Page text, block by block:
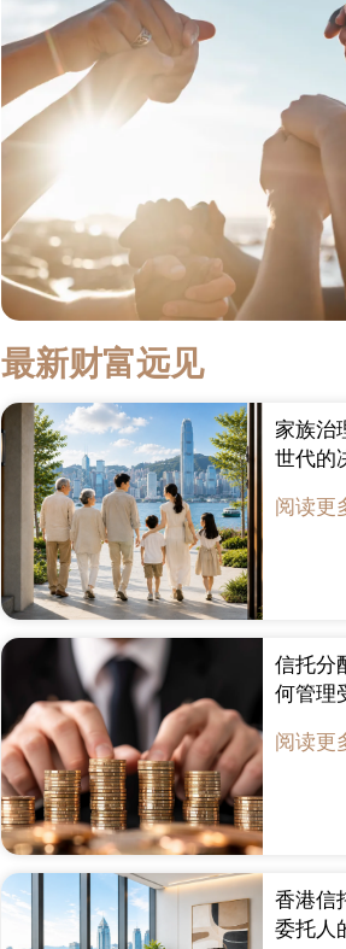
最新财富远见
家族治
世代的
阅读更
信托分
何管理
阅读更
香港信
委托人